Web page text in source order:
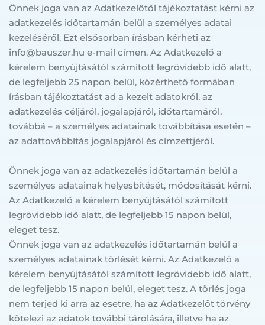
Önnek joga van az Adatkezelőtől tájékoztatást kérni az
adatkezelés időtartamán belül a személyes adatai
kezeléséről. Ezt elsősorban írásban kérheti az
info@bauszer.hu e-mail címen. Az Adatkezelő a
kérelem benyújtásától számított legrövidebb idő alatt,
de legfeljebb 25 napon belül, közérthető formában
írásban tájékoztatást ad a kezelt adatokról, az
adatkezelés céljáról, jogalapjáról, időtartamáról,
továbbá – a személyes adatainak továbbítása esetén –
az adattovábbítás jogalapjáról és címzettjéről.
Önnek joga van az adatkezelés időtartamán belül a
személyes adatainak helyesbítését, módosítását kérni.
Az Adatkezelő a kérelem benyújtásától számított
legrövidebb idő alatt, de legfeljebb 15 napon belül,
eleget tesz.
Önnek joga van az adatkezelés időtartamán belül a
személyes adatainak törlését kérni. Az Adatkezelő a
kérelem benyújtásától számított legrövidebb idő alatt,
de legfeljebb 15 napon belül, eleget tesz. A törlés joga
nem terjed ki arra az esetre, ha az Adatkezelőt törvény
kötelezi az adatok további tárolására, illetve ha az